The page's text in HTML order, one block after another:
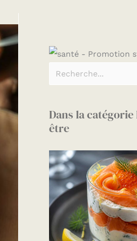
Dans la
être